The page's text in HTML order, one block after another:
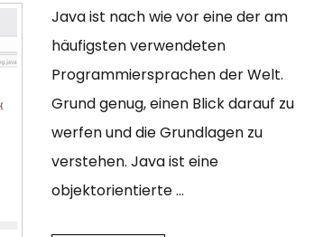
Java ist nach wie vor eine der am
häufigsten verwendeten
Programmiersprachen der Welt.
Grund genug, einen Blick darauf zu
werfen und die Grundlagen zu
verstehen. Java ist eine
objektorientierte …